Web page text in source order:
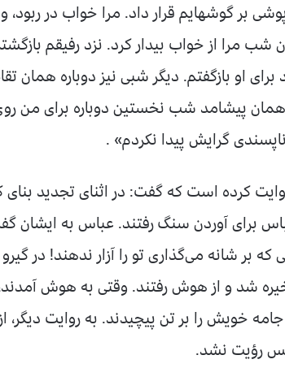
بر گوشهایم قرار داد. مرا خواب در ربود، و
شب مرا از خواب بیدار کرد. نزد رفیقم
برای او بازگفتم. دیگر شبی نیز دوباره همان
پیشامد شب نخستین دوباره برای من
گرایش پیدا نکردم» .
روایت کرده است که گفت: در اثنای تجدید
برای آوردن سنگ رفتند. عباس به ایشان
بر شانه می‌گذاری تو را آزار ندهند! در گیرو
شد و از هوش رفتند. وقتی به هوش
خویش را بر تن پیچیدند. به روایت دیگر،
رؤیت نشد.